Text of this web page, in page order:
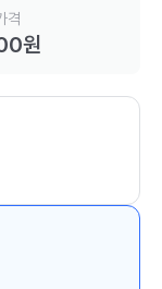
격
원